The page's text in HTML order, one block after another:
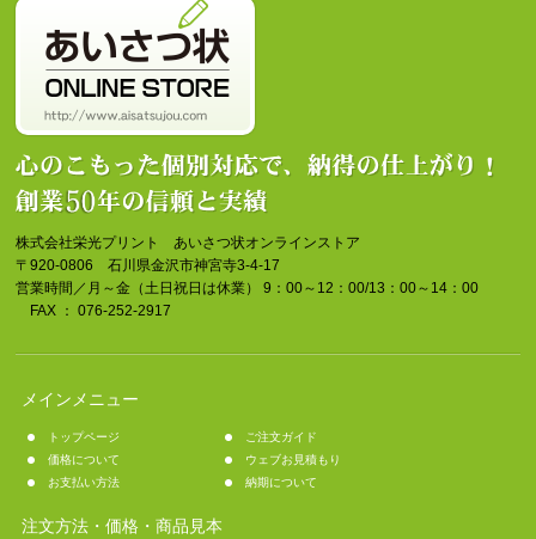
株式会社栄光プリント あいさつ状オンラインストア
〒920-0806 石川県金沢市神宮寺3-4-17
営業時間／月～金（土日祝日は休業） 9：00～12：00/13：00～14：00
FAX ： 076-252-2917
メインメニュー
トップページ
ご注文ガイド
価格について
ウェブお見積もり
お支払い方法
納期について
注文方法・価格・商品見本